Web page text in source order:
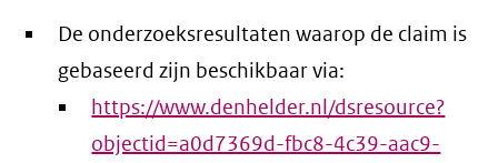
De onderzoeksresultaten waarop de claim is
gebaseerd zijn beschikbaar via:
https://www.denhelder.nl/dsresource?
objectid=a0d7369d-fbc8-4c39-aac9-